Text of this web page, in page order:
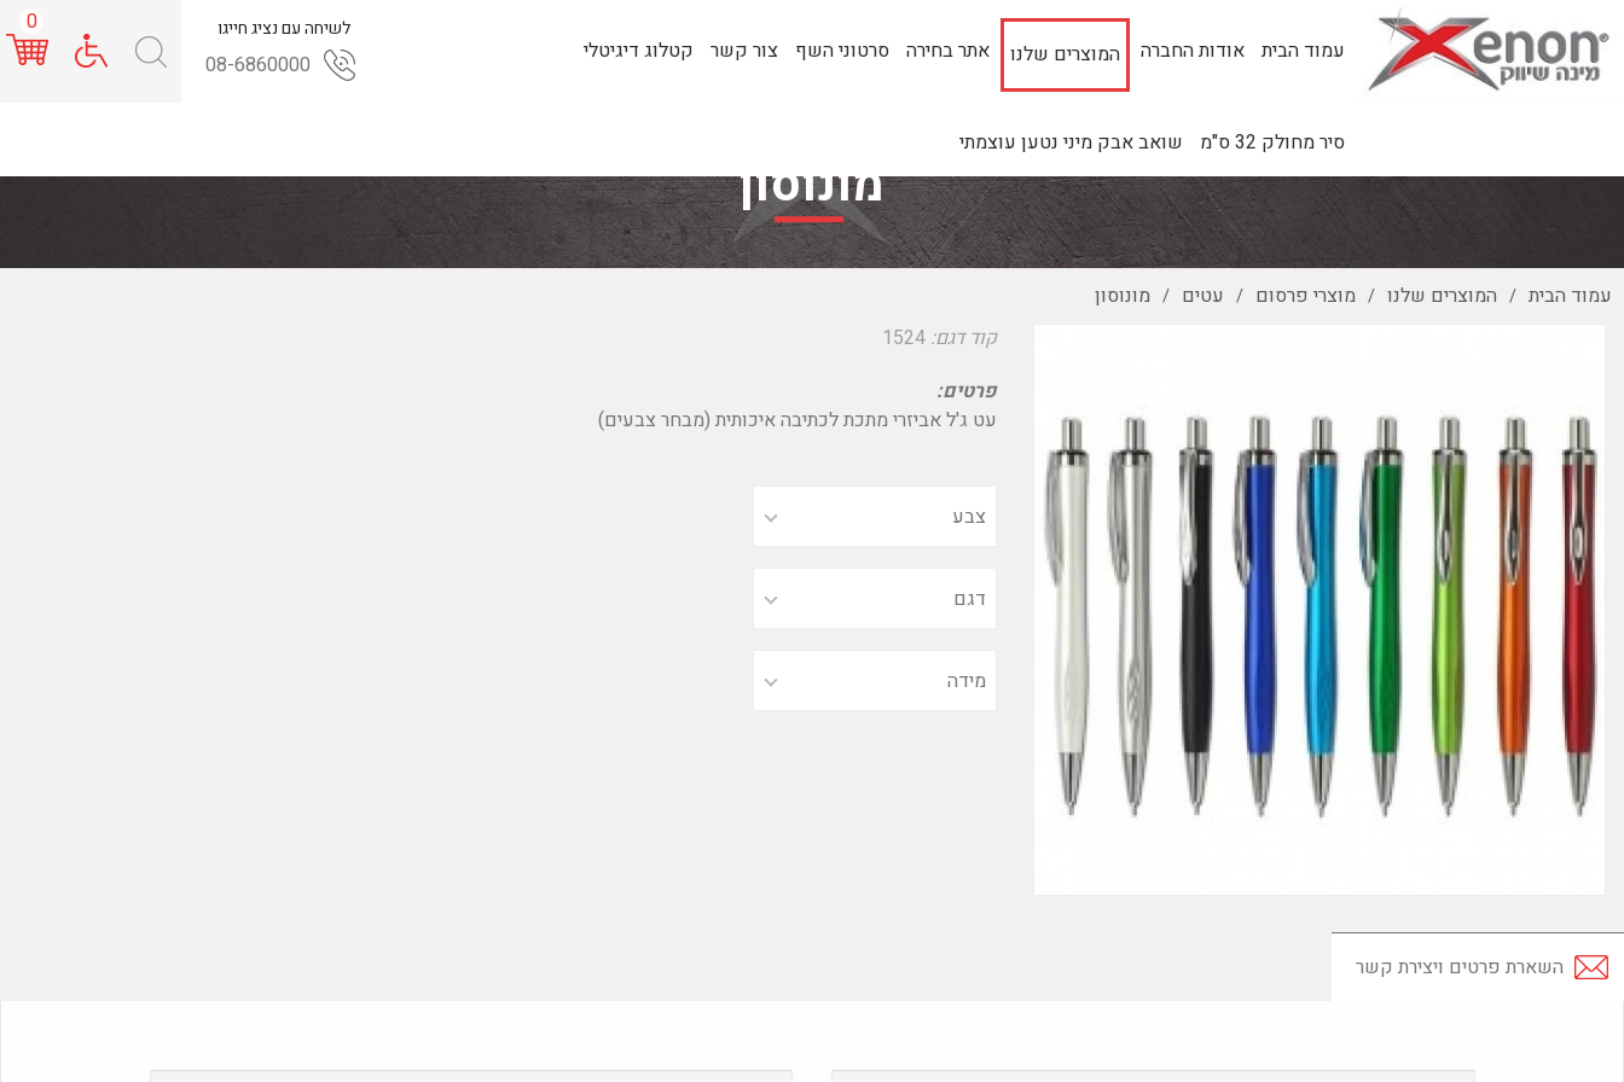
עמוד הבית אודות החברה המוצרים שלנו אתר בחירה סרטוני השף צור קשר קטלוג דיגיטלי
סיר מחולק 32 ס"מ שואב אבק מיני נטען עוצמתי
0 לשיחה עם נציג חייגו
08-6860000
מונוסון
עמוד הבית / המוצרים שלנו / מוצרי פרסום / עטים / מונוסון
קוד דגם: 1524
פרטים:
עט ג'ל אביזרי מתכת לכתיבה איכותית (מבחר צבעים)
השארת פרטים ויצירת קשר